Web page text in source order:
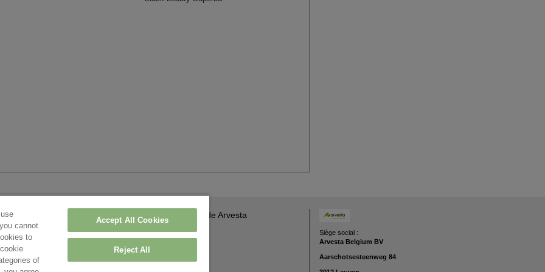
Roeselare – België
de confidentialité
A propos de Arvesta
Siège social :
Arvesta Belgium BV
Aarschotsesteenweg 84
cannot
to
of
Accept All Cookies
Reject All